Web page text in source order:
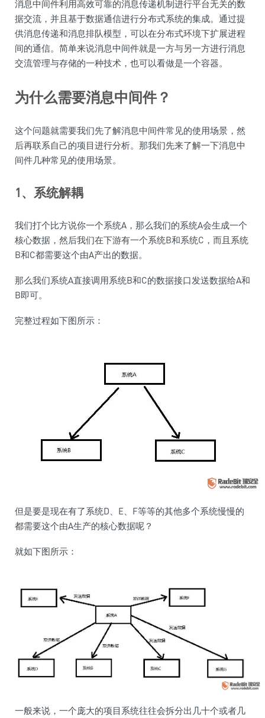
消息中间件利用高效可靠的消息传递机制进行平台无关的数
据交流，并且基于数据通信进行分布式系统的集成。通过提
供消息传递和消息排队模型，可以在分布式环境下扩展进程
间的通信。简单来说消息中间件就是一方与另一方进行消息
交流管理与存储的一种技术，也可以看做是一个容器。
为什么需要消息中间件？
这个问题就需要我们先了解消息中间件常见的使用场景，然
后再联系自己的项目进行分析。那我们先来了解一下消息中
间件几种常见的使用场景。
1、系统解耦
我们打个比方说你一个系统A，那么我们的系统A会生成一个
核心数据，然后我们在下游有一个系统B和系统C，而且系统
B和C都需要这个由A产出的数据。
那么我们系统A直接调用系统B和C的数据接口发送数据给A和
B即可。
完整过程如下图所示：
但是要是现在有了系统D、E、F等等的其他多个系统慢慢的
都需要这个由A生产的核心数据呢？
就如下图所示：
一般来说，一个庞大的项目系统往往会拆分出几十个或者几